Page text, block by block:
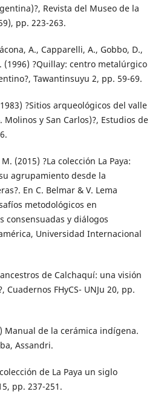
Revista del Museo de la
pp. 223-263.
A., Capparelli, A., Gobbo, D.,
(1996) ?Quillay: centro metalúrgico
Tawantinsuyu 2, pp. 59-69.
?Sitios arqueológicos del valle
y San Carlos)?, Estudios de
(2015) ?La colección La Paya:
agrupamiento desde la
En C. Belmar & V. Lema
metodológicos en
consensuadas y diálogos
Universidad Internacional
de Calchaquí: una visión
Cuadernos FHyCS- UNJu 20, pp.
Manual de la cerámica indígena.
Assandri.
de La Paya un siglo
pp. 237-251.